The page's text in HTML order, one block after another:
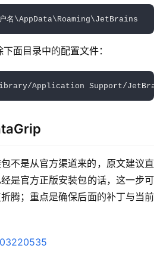
名\AppData\Roaming\JetBrains
面目录中的配置文件：
Library/Application Support/
不是从官方渠道来的，原文建议直
是官方正版安装包的话，这一步可
腾；重点是确保后面的补丁与当前